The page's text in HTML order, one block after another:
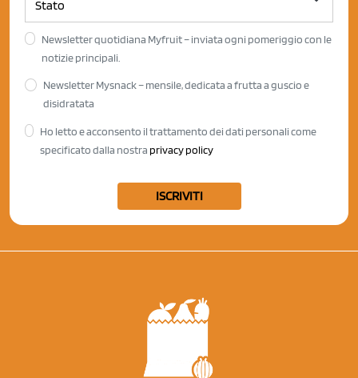
Newsletter quotidiana Myfruit – inviata ogni pomeriggio con le
notizie principali.
Newsletter Mysnack – mensile, dedicata a frutta a guscio e
disidratata
Ho letto e acconsento il trattamento dei dati personali come
specificato dalla nostra privacy policy
ISCRIVITI